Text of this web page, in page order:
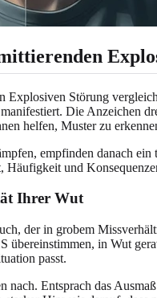
Störung
Die Anzeichen
helfen, Muster zu
empfinden danach
Häufigkeit und
Ihrer Wut
der in grobem
übereinstimmen, in Wut
passt.
nach. Entsprach das